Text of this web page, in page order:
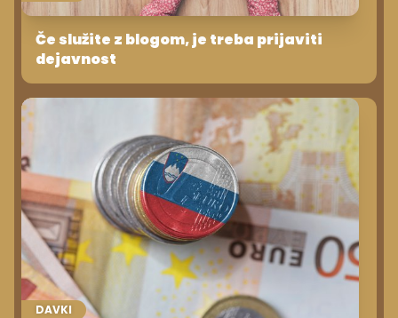
Če služite z blogom, je treba prijaviti
dejavnost
DAVKI